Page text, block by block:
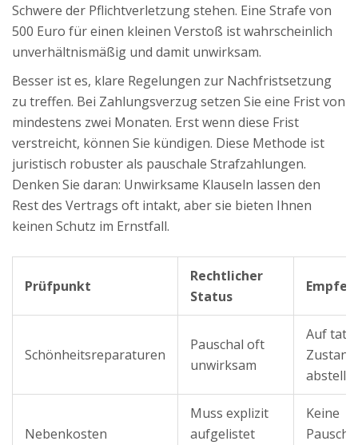
Schwere der Pflichtverletzung stehen. Eine Strafe von
500 Euro für einen kleinen Verstoß ist wahrscheinlich
unverhältnismäßig und damit unwirksam.
Besser ist es, klare Regelungen zur Nachfristsetzung
zu treffen. Bei Zahlungsverzug setzen Sie eine Frist von
mindestens zwei Monaten. Erst wenn diese Frist
verstreicht, können Sie kündigen. Diese Methode ist
juristisch robuster als pauschale Strafzahlungen.
Denken Sie daran: Unwirksame Klauseln lassen den
Rest des Vertrags oft intakt, aber sie bieten Ihnen
keinen Schutz im Ernstfall.
Prüfpunkt
Rechtlicher
Status
Schönheitsreparaturen
Pauschal oft
unwirksam
Auf
Zustand
Nebenkosten
Muss explizit
aufgelistet
Keine